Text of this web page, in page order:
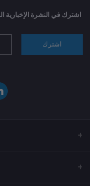
اشترك في النشرة الإخبارية
اشترك